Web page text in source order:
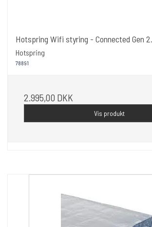
Hotspring Wifi styring - Connected Gen
Hotspring
78891
2.995,00 DKK
Vis produkt